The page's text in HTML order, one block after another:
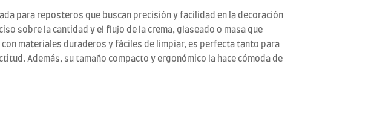
para reposteros que buscan precisión y facilidad en la decoración
sobre la cantidad y el flujo de la crema, glaseado o masa que
materiales duraderos y fáciles de limpiar, es perfecta tanto para
Además, su tamaño compacto y ergonómico la hace cómoda de